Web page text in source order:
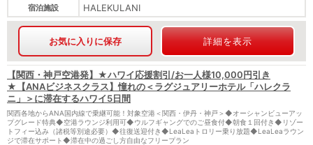
宿泊施設 HALEKULANI
お気に入りに保存 詳細を表示
【関西・神戸空港発】★ハワイ応援割引/お一人様10,000円引き
★【ANAビジネスクラス】憧れの＜ラグジュアリーホテル「ハレクラ
ニ」＞に滞在するハワイ5日間
関西各地からANA国内線で乗継可能！対象空港＜関西・伊丹・神戸＞◆オーシャンビューアッ
プグレード特典◆空港ラウンジ利用可◆ウルフギャングでのご昼食付◆朝食１回付き◆リゾー
トフィー込み（諸税等別途必要）◆往復送迎付き◆LeaLeaトロリー乗り放題◆LeaLeaラウン
ジで滞在サポート◆滞在中の過ごし方自由なフリープラン